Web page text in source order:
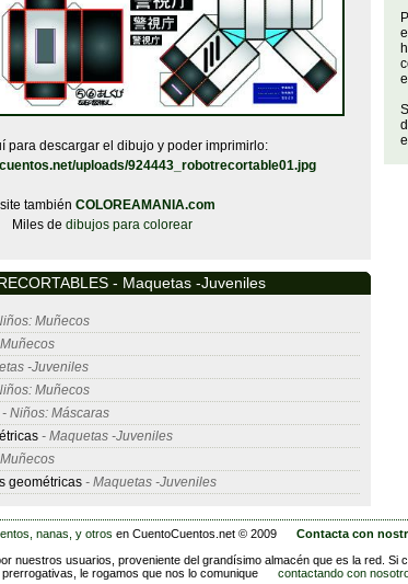
para descargar el dibujo y poder imprimirlo:
uploads/924443_robotrecortable01.jpg
también COLOREAMANIA.com
Miles de dibujos para colorear
- Maquetas -Juveniles
Muñecos
-Juveniles
Muñecos
Niños: Máscaras
- Maquetas -Juveniles
geométricas- Maquetas -Juveniles
nanas, y otros en CuentoCuentos.net © 2009 Contacta con
nuestros usuarios, proveniente del grandísimo almacén que es la red. Si
le rogamos que nos lo comunique
contactando con